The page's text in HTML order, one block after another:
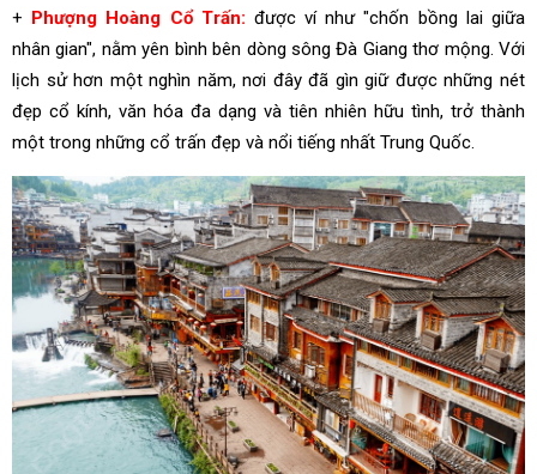
+
Phượng Hoàng Cổ Trấn: được ví như "chốn bồng lai giữa
nhân gian", nằm yên bình bên dòng sông Đà Giang thơ mộng. Với
lịch sử hơn một nghìn năm, nơi đây đã gìn giữ được những nét
đẹp cổ kính, văn hóa đa dạng và tiên nhiên hữu tình, trở thành
một trong những cổ trấn đẹp và nổi tiếng nhất Trung Quốc.